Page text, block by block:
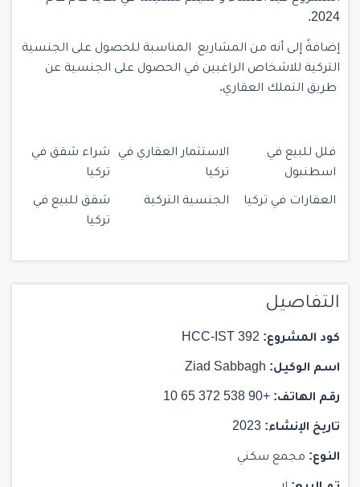
2024.
إضافةً إلى أنه من المشاريع المناسبة للحصول على الجنسية
التركية للاشخاص الراغبين في الحصول على الجنسية عن
طريق التملك العقاري.
فلل للبيع في
اسطنبول
الاستثمار العقاري في
تركيا
شراء شقق في
تركيا
العقارات في تركيا الجنسية التركية
شقق للبيع في
تركيا
التفاصيل
كود المشروع:
اسم الوكيل:
رقم الهاتف: +90 538 372 65 10
تاريخ الإنشاء:
النوع: مجمع سكني